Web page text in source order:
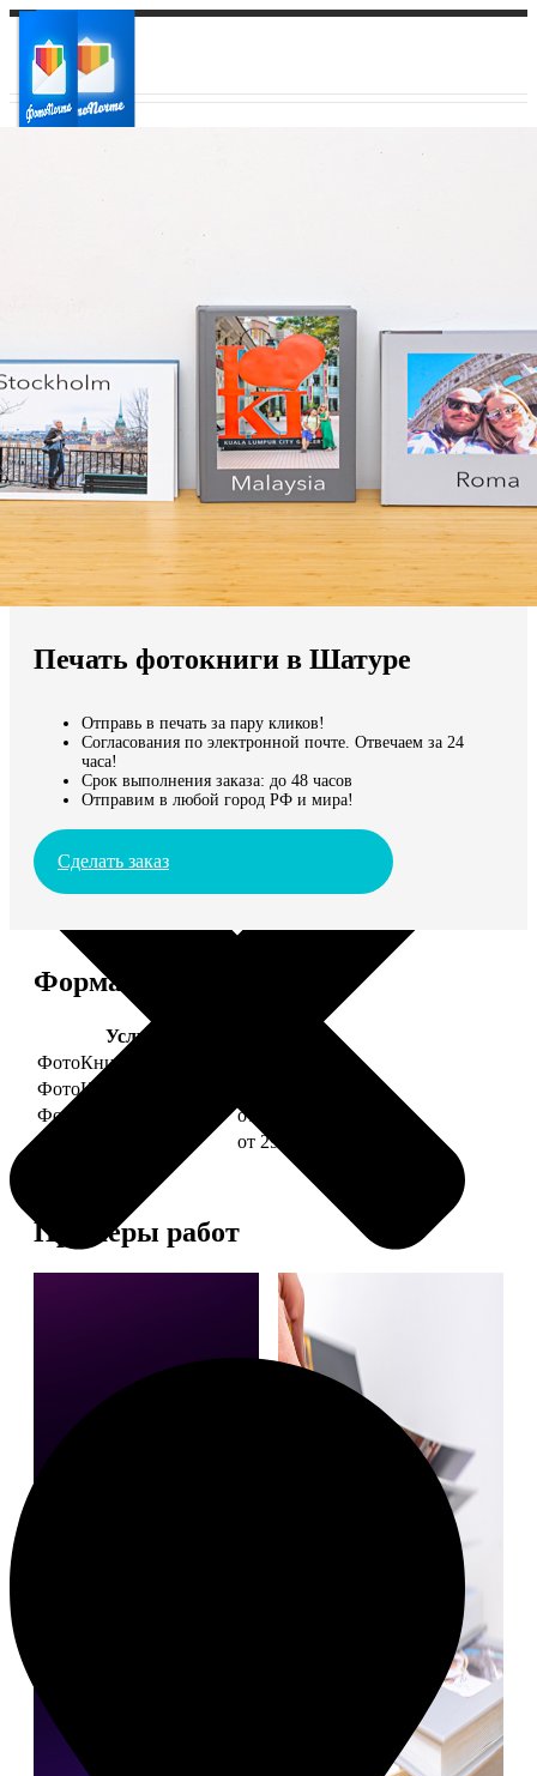
Мы доставляем по всему миру
Продолжить без города
Печать фотокниги в Шатуре
Отправь в печать за пару кликов!
Согласования по электронной почте. Отвечаем за 24
часа!
Срок выполнения заказа: до 48 часов
Отправим в любой город РФ и мира!
Сделать заказ
Форматы и цены
Услуга
ФотоКниги "Премиум"
ФотоКниги "Слим"
ФотоКниги "Лайт"
от 2990
ФотоКниги "Софт"
от 2990
Примеры работ